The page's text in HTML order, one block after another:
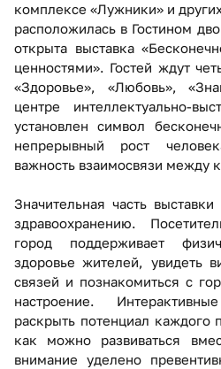
комплексе «Лужники» и
расположилась в Гостином
открыта выставка
ценностями». Гостей ждут
«Здоровье», «Любовь»,
центре интеллектуально-
установлен символ
непрерывный рост
важность взаимосвязи между
Значительная часть
здравоохранению.
город поддерживает
здоровье жителей, увидеть
связей и познакомиться с
настроение.
раскрыть потенциал каждого
как можно развиваться
внимание уделено